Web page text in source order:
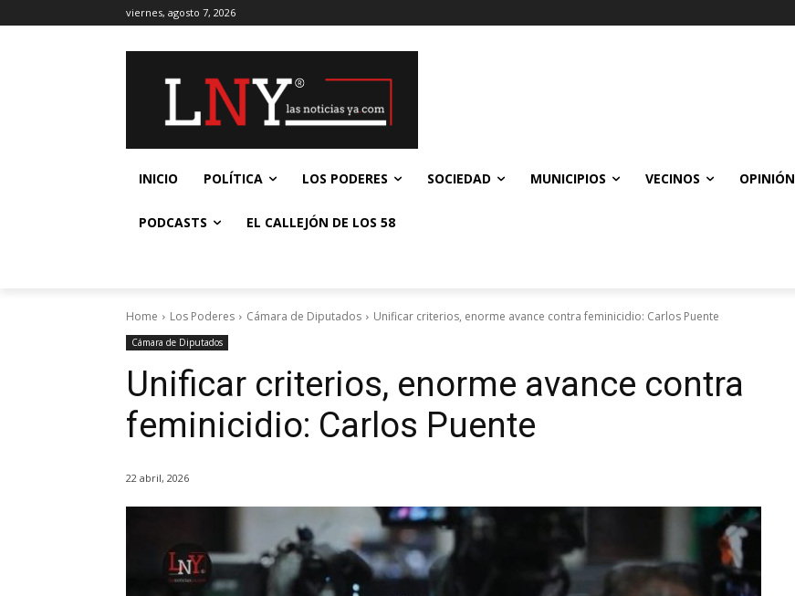
viernes, agosto 7, 2026
INICIO POLÍTICA LOS PODERES SOCIEDAD MUNICIPIOS VECINOS OPINIÓN
PODCASTS EL CALLEJÓN DE LOS 58
Home Los Poderes Cámara de Diputados Unificar criterios, enorme avance contra feminicidio: Carlos Puente
Cámara de Diputados
Unificar criterios, enorme avance contra
feminicidio: Carlos Puente
22 abril, 2026